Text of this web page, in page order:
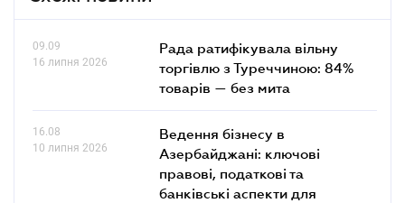
09.09
16 липня 2026
Рада ратифікувала вільну
торгівлю з Туреччиною: 84%
товарів — без мита
16.08
10 липня 2026
Ведення бізнесу в
Азербайджані: ключові
правові, податкові та
банківські аcпекти для